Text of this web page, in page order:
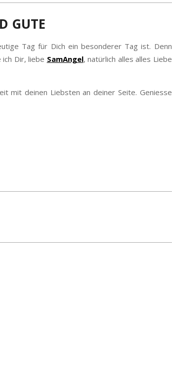
GUTE
Tag für Dich ein besonderer Tag ist. Denn
Dir, liebe SamAngel, natürlich alles alles Liebe
mit deinen Liebsten an deiner Seite. Geniesse